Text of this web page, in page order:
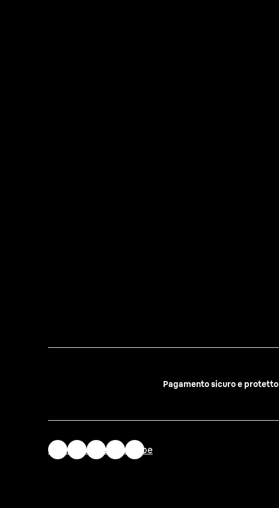
Pagamento sicuro e protetto
mailinstagramtwitterfacebookyoutube